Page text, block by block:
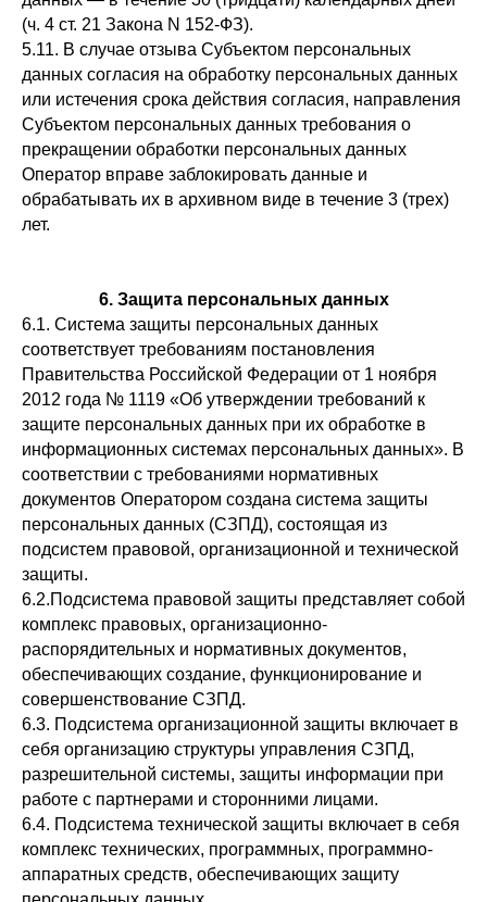
(ч. 4 ст. 21 Закона N 152-ФЗ).
5.11. В случае отзыва Субъектом персональных
данных согласия на обработку персональных данных
или истечения срока действия согласия, направления
Субъектом персональных данных требования о
прекращении обработки персональных данных
Оператор вправе заблокировать данные и
обрабатывать их в архивном виде в течение 3 (трех)
лет.
6. Защита персональных данных
6.1. Система защиты персональных данных
соответствует требованиям постановления
Правительства Российской Федерации от 1 ноября
2012 года № 1119 «Об утверждении требований к
защите персональных данных при их обработке в
информационных системах персональных данных». В
соответствии с требованиями нормативных
документов Оператором создана система защиты
персональных данных (СЗПД), состоящая из
подсистем правовой, организационной и технической
защиты.
6.2.Подсистема правовой защиты представляет собой
комплекс правовых, организационно-
распорядительных и нормативных документов,
обеспечивающих создание, функционирование и
совершенствование СЗПД.
6.3. Подсистема организационной защиты включает в
себя организацию структуры управления СЗПД,
разрешительной системы, защиты информации при
работе с партнерами и сторонними лицами.
6.4. Подсистема технической защиты включает в себя
комплекс технических, программных, программно-
аппаратных средств, обеспечивающих защиту
Публичная оферта
Сведения об образовательной организации
OOO «ДОФОМИН ОБРАЗОВАНИЕ», ИНН
9 729 301 475
Лицензия на ведение образовательной
деятельности № ЛО35-01298-
77/00180020
Курсы
База знаний
Подписка
Конференции
Ася Ассистент
Калькуляторы и шкалы